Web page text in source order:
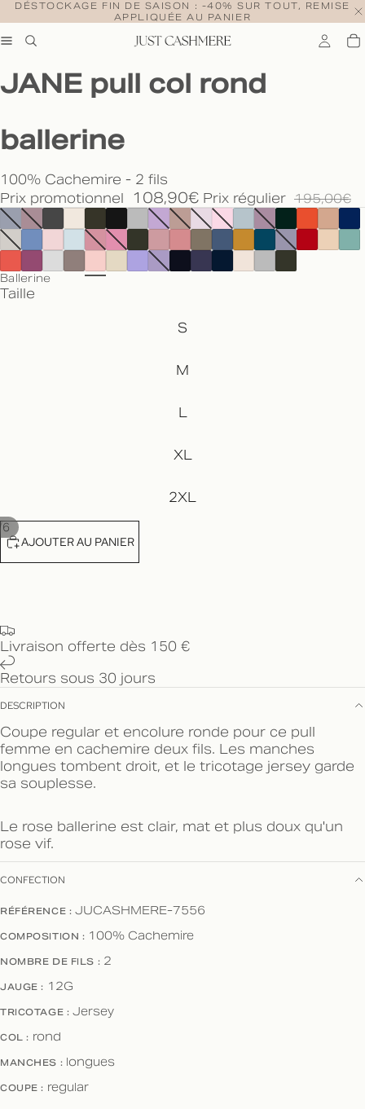
DÉSTOCKAGE FIN DE SAISON : -40% SUR TOUT, REMISE
APPLIQUÉE AU PANIER
6
JANE pull col rond
ballerine
100% Cachemire - 2 fils
Prix promotionnel
108,90€ Prix régulier 195,00€
Ballerine
Taille
S
M
L
XL
2XL
AJOUTER AU PANIER
Livraison offerte dès 150 €
Retours sous 30 jours
DESCRIPTION
Coupe regular et encolure ronde pour ce pull
femme en cachemire deux fils. Les manches
longues tombent droit, et le tricotage jersey garde
sa souplesse.
Le rose ballerine est clair, mat et plus doux qu'un
rose vif.
CONFECTION
RÉFÉRENCE : JUCASHMERE-7556
COMPOSITION : 100% Cachemire
NOMBRE DE FILS : 2
JAUGE : 12G
TRICOTAGE : Jersey
COL : rond
MANCHES : longues
COUPE : regular